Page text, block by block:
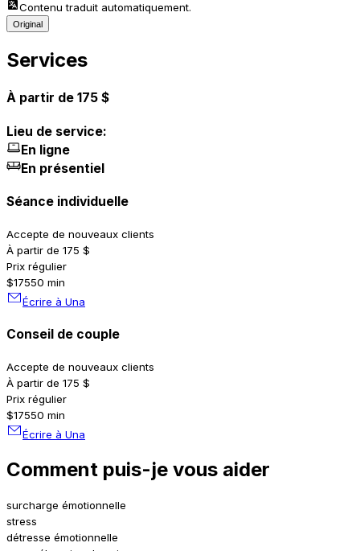
Contenu traduit automatiquement.
Original
Services
À partir de 175 $
Lieu de service:
En ligne
En présentiel
Séance individuelle
Accepte de nouveaux clients
À partir de 175 $
Prix régulier
$17550 min
Écrire à Una
Conseil de couple
Accepte de nouveaux clients
À partir de 175 $
Prix régulier
$17550 min
Écrire à Una
Comment puis-je vous aider
surcharge émotionnelle
stress
détresse émotionnelle